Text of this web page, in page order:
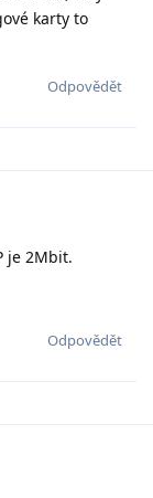
karty to
Odpovědět
je 2Mbit.
Odpovědět